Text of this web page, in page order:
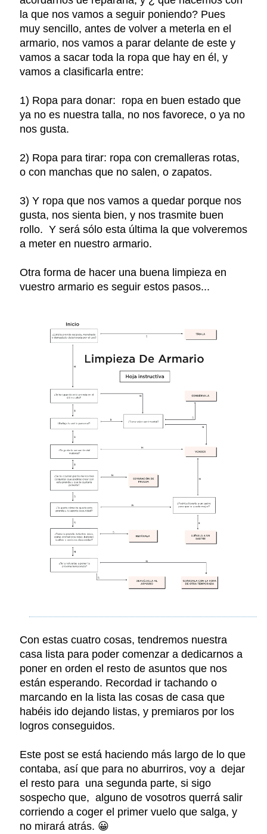
la que nos vamos a seguir poniendo? Pues
muy sencillo, antes de volver a meterla en el
armario, nos vamos a parar delante de este y
vamos a sacar toda la ropa que hay en él, y
vamos a clasificarla entre:
1) Ropa para donar: ropa en buen estado que
ya no es nuestra talla, no nos favorece, o ya no
nos gusta.
2) Ropa para tirar: ropa con cremalleras rotas,
o con manchas que no salen, o zapatos.
3) Y ropa que nos vamos a quedar porque nos
gusta, nos sienta bien, y nos trasmite buen
rollo. Y será sólo esta última la que volveremos
a meter en nuestro armario.
Otra forma de hacer una buena limpieza en
vuestro armario es seguir estos pasos...
Con estas cuatro cosas, tendremos nuestra
casa lista para poder comenzar a dedicarnos a
poner en orden el resto de asuntos que nos
están esperando. Recordad ir tachando o
marcando en la lista las cosas de casa que
habéis ido dejando listas, y premiaros por los
logros conseguidos.
Este post se está haciendo más largo de lo que
contaba, así que para no aburriros, voy a dejar
el resto para una segunda parte, si sigo
sospecho que, alguno de vosotros querrá salir
corriendo a coger el primer vuelo que salga, y
no mirará atrás. 😀